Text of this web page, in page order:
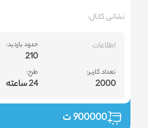
نشانی کانال:
اطلاعات
تعداد کاربر:
2000
حدود بازدید:
210
طرح:
24 ساعته
900000ت